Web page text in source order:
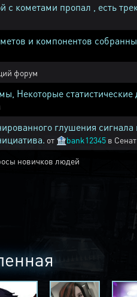
с кометами пропал , есть
и компонентов
форум
Некоторые статистические
глушения сигнала
от 🏦bank12345 в Сенат
новичков людей